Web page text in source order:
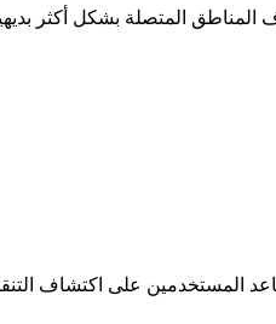
المتصلة بشكل أكثر
المستخدمين على اكتشاف التنقل